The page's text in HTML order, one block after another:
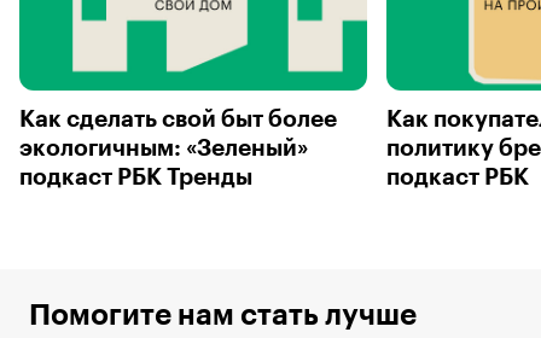
Как сделать свой быт более
экологичным: «Зеленый»
подкаст РБК Тренды
Как
политику
подкаст РБК
Помогите нам стать лучше